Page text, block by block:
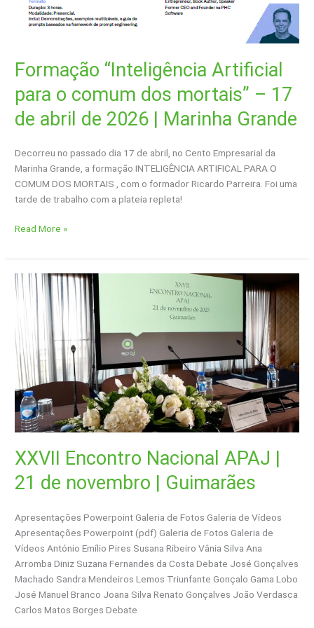
Formação “Inteligência Artificial
para o comum dos mortais” – 17
de abril de 2026 | Marinha Grande
Decorreu no passado dia 17 de abril, no Cento Empresarial da
Marinha Grande, a formação INTELIGÊNCIA ARTIFICAL PARA O
COMUM DOS MORTAIS , com o formador Ricardo Parreira. Foi uma
tarde de trabalho com a plateia repleta!
Read More »
XXVII Encontro Nacional APAJ |
21 de novembro | Guimarães
Apresentações Powerpoint Galeria de Fotos Galeria de Vídeos
Apresentações Powerpoint (pdf) Galeria de Fotos Galeria de
Vídeos António Emílio Pires Susana Ribeiro Vânia Silva Ana
Arromba Diniz Suzana Fernandes da Costa Debate José Gonçalves
Machado Sandra Mendeiros Lemos Triunfante Gonçalo Gama Lobo
José Manuel Branco Joana Silva Renato Gonçalves João Verdasca
Carlos Matos Borges Debate
XXVII
Encontro
Nacional
21
de
novembro
|
Guimarães